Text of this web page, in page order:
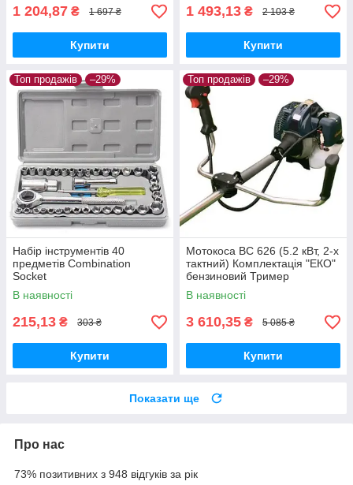
1 204,87 ₴ 1 697 ₴
Купити
1 493,13 ₴ 2 103 ₴
Купити
Топ продажів –29%
Набір інструментів 40
предметів Combination
Socket
В наявності
215,13 ₴ 303 ₴
Купити
Топ продажів –29%
Мотокоса BC 626 (5.2 кВт, 2-х
тактний) Комплектація "ЕКО"
бензиновий Тример
Бензокоса Макіта
В наявності
3 610,35 ₴ 5 085 ₴
Купити
Показати ще
Про нас
73% позитивних з 948 відгуків за рік